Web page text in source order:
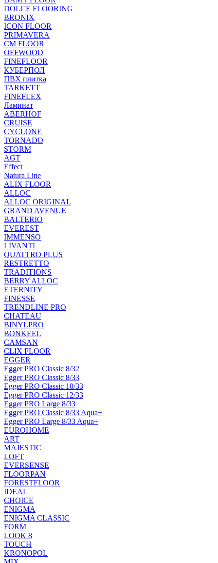
DOLCE FLOORING
BRONIX
ICON FLOOR
PRIMAVERA
CM FLOOR
OFFWOOD
FINEFLOOR
КУБЕРПОЛ
ПВХ плитка
TARKETT
FINEFLEX
Ламинат
ABERHOF
CRUISE
CYCLONE
TORNADO
STORM
AGT
Effect
Natura Line
ALIX FLOOR
ALLOC
ALLOC ORIGINAL
GRAND AVENUE
BALTERIO
EVEREST
IMMENSO
LIVANTI
QUATTRO PLUS
RESTRETTO
TRADITIONS
BERRY ALLOC
ETERNITY
FINESSE
TRENDLINE PRO
CHATEAU
BINYLPRO
BONKEEL
CAMSAN
CLIX FLOOR
EGGER
Egger PRO Classic 8/32
Egger PRO Classic 8/33
Egger PRO Classic 10/33
Egger PRO Classic 12/33
Egger PRO Large 8/33
Egger PRO Classic 8/33 Aqua+
Egger PRO Large 8/33 Aqua+
EUROHOME
ART
MAJESTIC
LOFT
EVERSENSE
FLOORPAN
FORESTFLOOR
IDEAL
CHOICE
ENIGMA
ENIGMA CLASSIC
FORM
LOOK 8
TOUCH
KRONOPOL